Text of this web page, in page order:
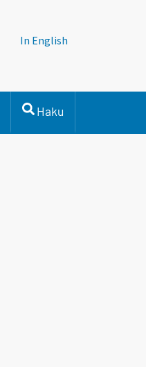
In English
Haku